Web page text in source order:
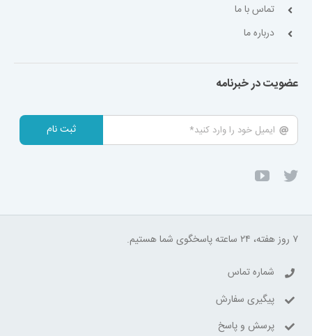
تماس با ما
درباره ما
عضویت در خبرنامه
ثبت نام
۷ روز هفته، ۲۴ ساعته پاسخگوی شما هستیم.
شماره تماس
پیگیری سفارش
پرسش و پاسخ